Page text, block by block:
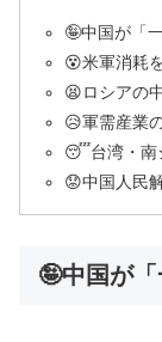
🤪中国が「
😵米軍消耗
😫ロシアの
😥軍需産業
😴台湾・南
😟中国人民
🤪中国が